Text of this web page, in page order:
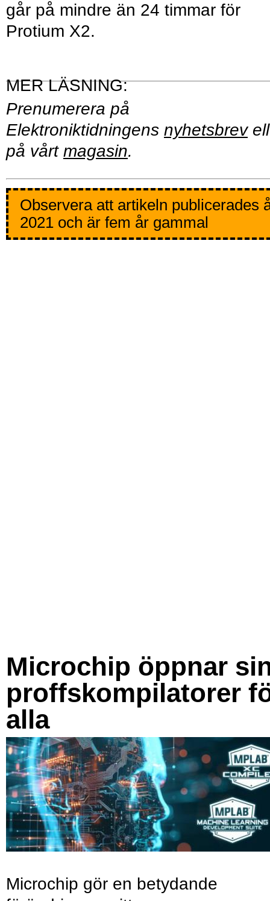
går på mindre än 24 timmar för
Protium X2.
Prenumerera på
Elektroniktidningens nyhetsbrev
på vårt magasin.
Observera att artikeln publicerades
2021 och är fem år gammal
Microchip öppnar
proffskompilatorer
alla
Microchip gör en betydande